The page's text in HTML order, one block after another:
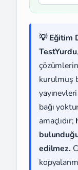
💡 Eğitim
TestYurdu
kurulmuş
bağı
amaçlıdır;
edilmez.